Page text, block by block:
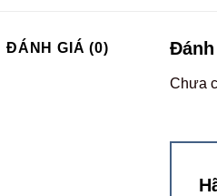
ĐÁNH GIÁ (0)
Chưa